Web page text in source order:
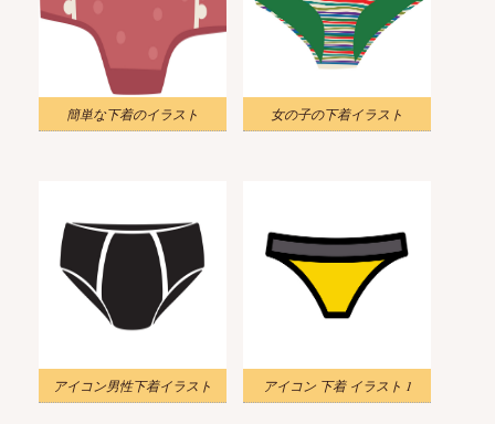
簡単な下着のイラスト 女の子の下着イラスト
アイコン男性下着イラスト アイコン 下着 イラスト 1